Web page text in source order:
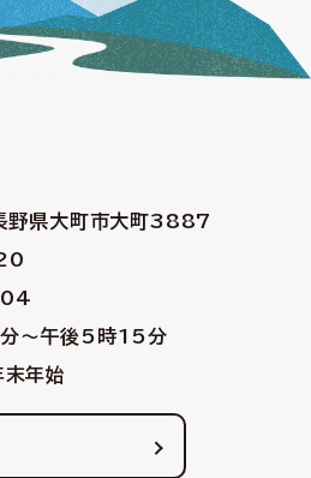
野県大町市大町3887
〜午後5時15分
末年始